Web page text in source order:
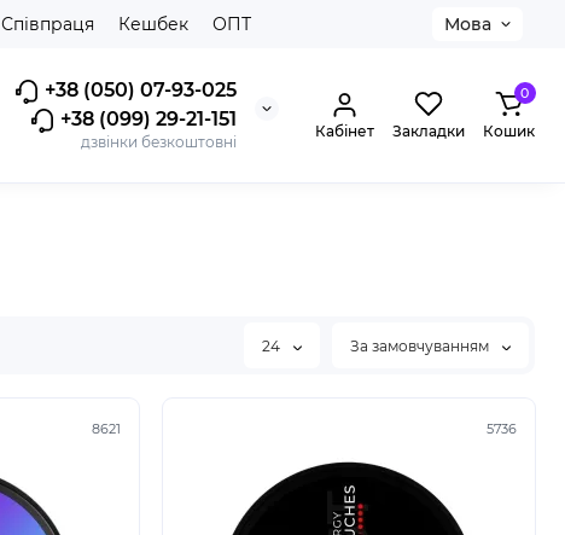
Співпраця Кешбек ОПТ Мова
+38 (050) 07-93-025
+38 (099) 29-21-151
дзвінки безкоштовні
Кабінет Закладки
0
Кошик
24 За замовчуванням
8621 5736